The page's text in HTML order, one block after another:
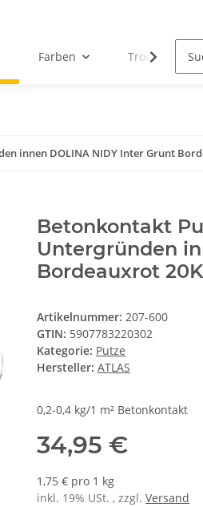
Farben Trockenbau
innen DOLINA NIDY Inter Grunt
Betonkontakt
Untergründen
Bordeauxrot
Artikelnummer: 207-600
GTIN: 5907783220302
Kategorie: Putze
Hersteller: ATLAS
0,2-0,4 kg/1 m² Betonkontakt
34,95 €
1,75 € pro 1 kg
inkl. 19% USt. , zzgl. Versand